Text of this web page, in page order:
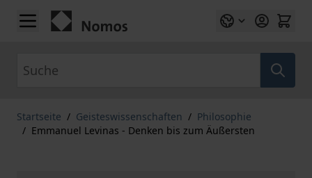
Zum Inhalt springen
Startseite / Geisteswissenschaften / Philosophie
/ Emmanuel Levinas - Denken bis zum Äußersten